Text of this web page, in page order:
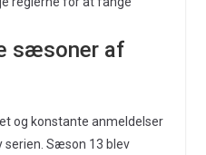
sæsoner af
og konstante anmeldelser
Sæson 13 blev